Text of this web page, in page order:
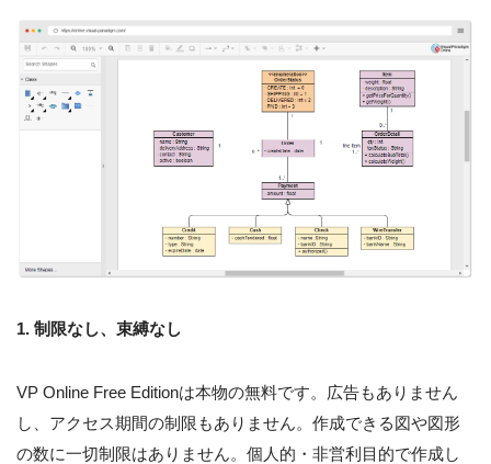
1. 制限なし、束縛なし
VP Online Free Editionは本物の無料です。広告もありません
し、アクセス期間の制限もありません。作成できる図や図形
の数に一切制限はありません。個人的・非営利目的で作成し